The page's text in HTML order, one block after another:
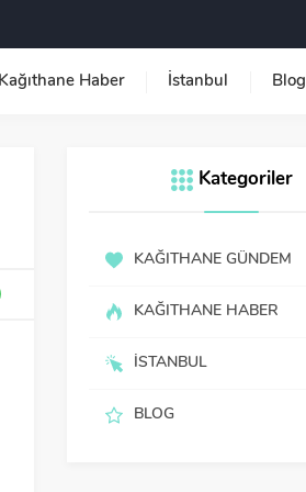
Haber İstanbul Blog
Kategoriler
KAĞITHANE GÜNDEM
KAĞITHANE HABER
İSTANBUL
BLOG